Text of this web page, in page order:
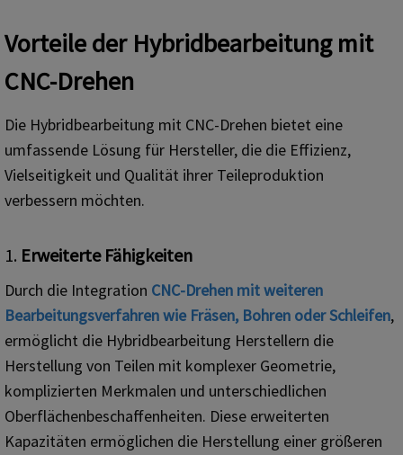
Vorteile der Hybridbearbeitung mit
CNC-Drehen
Die Hybridbearbeitung mit CNC-Drehen bietet eine
umfassende Lösung für Hersteller, die die Effizienz,
Vielseitigkeit und Qualität ihrer Teileproduktion
verbessern möchten.
1. Erweiterte Fähigkeiten
Durch die Integration CNC-Drehen mit weiteren
Bearbeitungsverfahren wie Fräsen, Bohren oder Schleifen,
ermöglicht die Hybridbearbeitung Herstellern die
Herstellung von Teilen mit komplexer Geometrie,
komplizierten Merkmalen und unterschiedlichen
Oberflächenbeschaffenheiten. Diese erweiterten
Kapazitäten ermöglichen die Herstellung einer größeren